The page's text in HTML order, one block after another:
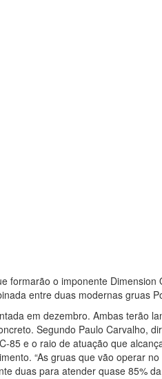
formarão o imponente
entre duas modernas gruas
em dezembro. Ambas terão
Segundo Paulo Carvalho,
85 e o raio de atuação que
“As gruas que vão operar
duas para atender quase 85%